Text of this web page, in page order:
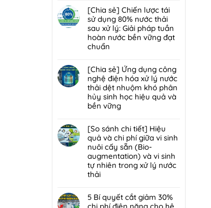
và
chất
thải
nguy
hại:
pháp
đột
phá
bền
vững
lọc:
Xử
lý
mùi
hôi
trạm
chuyển
rác
hiệu
quả,
đạt
2026
xử
lý
bùn
thải
nguy
Ép
bùn
khung
bản
hay
ép
ly
tâm
tối
ưu
hơn
cho
máy
quy
có
bình
luận
ở
Giải
đáp
lỗi
phổ
biến
khiến
lò
rác
nhanh
hỏng
và
cách
bảo
kỳ
[Chia sẻ] Chiến lược tái
sử dụng 80% nước thải
sau xử lý: Giải pháp tuần
hoàn nước bền vững đạt
chuẩn
có
bình
luận
ở
[Chia
sẻ]
lược
tái
sử
dụng
80%
nước
sau
xử
[Chia sẻ] Ứng dụng công
nghệ điện hóa xử lý nước
thải dệt nhuộm khó phân
hủy sinh học hiệu quả và
bền vững
có
bình
luận
ở
[Chia
sẻ]
Ứng
công
[So sánh chi tiết] Hiệu
quả và chi phí giữa vi sinh
nuôi cấy sẵn (Bio-
augmentation) và vi sinh
tự nhiên trong xử lý nước
thải
có
bình
5 Bí quyết cắt giảm 30%